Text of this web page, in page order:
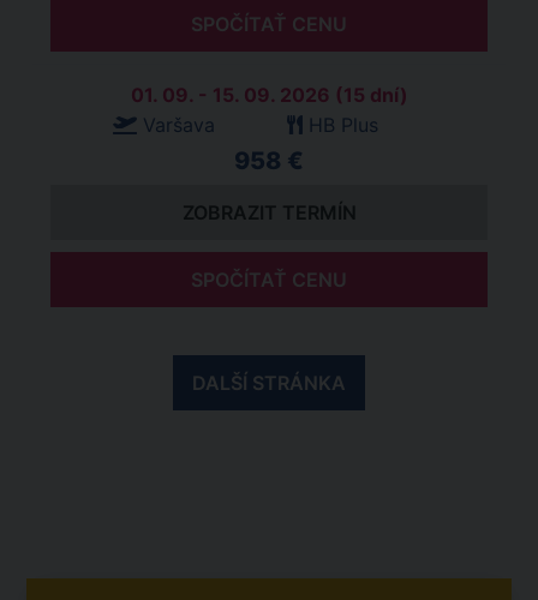
SPOČÍTAŤ CENU
01. 09. - 15. 09. 2026 (15 dní)
Varšava
HB Plus
958 €
ZOBRAZIT TERMÍN
SPOČÍTAŤ CENU
DALŠÍ STRÁNKA